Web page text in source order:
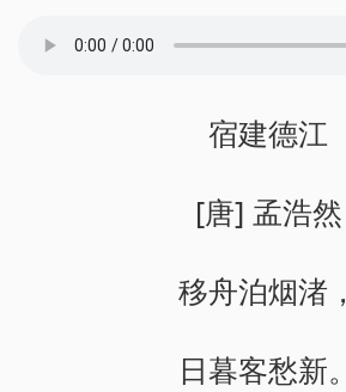
宿建德江
[唐] 孟浩然
移舟泊烟渚，
日暮客愁新。